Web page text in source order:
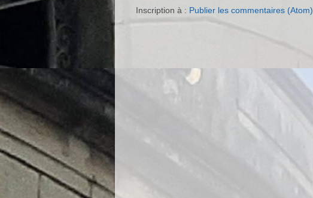
Inscription à : Publier les commentaires (Atom)